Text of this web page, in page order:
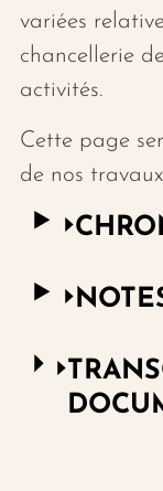
variées
chancellerie
activités.
Cette page
de nos